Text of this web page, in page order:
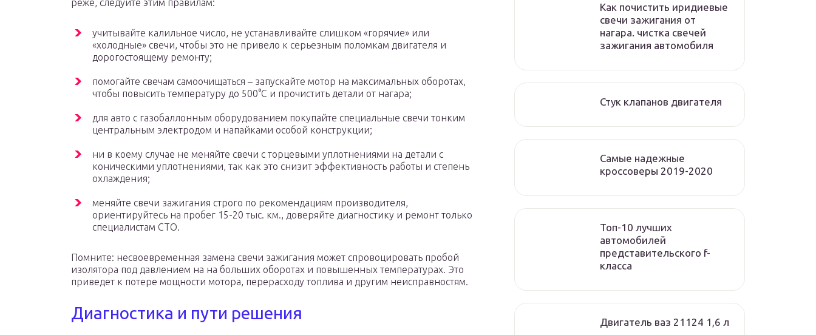
реже, следуйте этим правилам:
учитывайте калильное число, не устанавливайте слишком «горячие» или
«холодные» свечи, чтобы это не привело к серьезным поломкам двигателя и
дорогостоящему ремонту;
помогайте свечам самоочищаться – запускайте мотор на максимальных оборотах,
чтобы повысить температуру до 500°С и прочистить детали от нагара;
для авто с газобаллонным оборудованием покупайте специальные свечи тонким
центральным электродом и напайками особой конструкции;
ни в коему случае не меняйте свечи с торцевыми уплотнениями на детали с
коническими уплотнениями, так как это снизит эффективность работы и степень
охлаждения;
меняйте свечи зажигания строго по рекомендациям производителя,
ориентируйтесь на пробег 15-20 тыс. км., доверяйте диагностику и ремонт только
специалистам СТО.
Помните: несвоевременная замена свечи зажигания может спровоцировать пробой
изолятора под давлением на на больших оборотах и повышенных температурах. Это
приведет к потере мощности мотора, перерасходу топлива и другим неисправностям.
Диагностика и пути решения
Как почистить иридиевые
свечи зажигания от
нагара. чистка свечей
зажигания автомобиля
Стук клапанов двигателя
Самые надежные
кроссоверы 2019-2020
Топ-10 лучших
автомобилей
представительского f-
класса
Двигатель ваз 21124 1,6 л